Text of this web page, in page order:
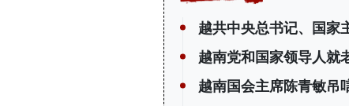
越共中央总书记、国家
越南党和国家领导人就
越南国会主席陈青敏吊